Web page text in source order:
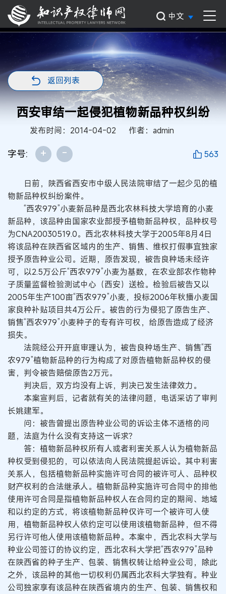
中文
返回列表
西安审结一起侵犯植物新品种权纠纷
发布时间：2014-04-02 作者：admin
字号: + - 563
日前，陕西省西安市中级人民法院审结了一起少见的植
物新品种权纠纷案件。
“西农979”小麦新品种是西北农林科技大学培育的小麦
新品种，该品种由国家农业部授予植物新品种权，品种权号
为CNA20030519.0。西北农林科技大学于2005年8月4日
将该品种在陕西省区域内的生产、销售、维权打假事宜独家
授予原告种业公司。近期，原告发现，被告良种场未经许
可，以2.5万公斤“西农979”小麦为基数，在农业部农作物种
子质量监督检验测试中心（西安）送检。检验后被告又以
2005年生产100亩“西农979”小麦，投标2006年秋播小麦国
家良种补贴项目共4万公斤。被告的行为侵犯了原告生产、
销售“西农979”小麦种子的专有许可权，给原告造成了经济
损失。
法院经公开开庭审理认为，被告良种场生产、销售“西
农979”植物新品种的行为构成了对原告植物新品种权的侵
害，判令被告赔偿原告2万元。
判决后，双方均没有上诉，判决已发生法律效力。
本案宣判后，记者就有关的法律问题，电话采访了审判
长姚建军。
问：被告曾提出原告种业公司的诉讼主体不适格的问
题，法庭为什么没有支持这一诉求？
答：植物新品种权所有人或者利害关系人认为植物新品
种权受到侵犯的，可以依法向人民法院提起诉讼。其中利害
关系人，包括植物新品种实施许可合同的被许可人、品种权
财产权利的合法继承人。植物新品种实施许可合同中的排他
使用许可合同是指植物新品种权人在合同约定的期间、地域
和以约定的方式，将该植物新品种仅许可一个被许可人使
用，植物新品种权人依约定可以使用该植物新品种，但不得
另行许可他人使用该植物新品种。本案中，西北农科大学与
种业公司签订的协议约定，西北农科大学把“西农979”品种
在陕西省的种子生产、包装、销售权转让给种业公司，除此
之外，该品种的其他一切权利仍属西北农科大学独有。种业
公司独家享有该品种在陕西省境内的生产、包装、销售权和